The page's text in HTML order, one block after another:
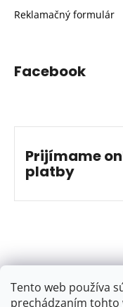
Tento web používa
prechádzaním tohto
Reklamačný formulár
Facebook
Prijímame
platby